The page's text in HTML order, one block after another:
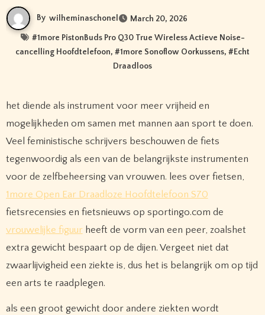
By wilheminaschonel March 20, 2026
#1more PistonBuds Pro Q30 True Wireless Actieve Noise-
cancelling Hoofdtelefoon, #1more Sonoflow Oorkussens, #Echt
Draadloos
het diende als instrument voor meer vrijheid en
mogelijkheden om samen met mannen aan sport te doen.
Veel feministische schrijvers beschouwen de fiets
tegenwoordig als een van de belangrijkste instrumenten
voor de zelfbeheersing van vrouwen. lees over fietsen,
1more Open Ear Draadloze Hoofdtelefoon S70
fietsrecensies en fietsnieuws op sportingo.com de
vrouwelijke figuurheeft de vorm van een peer, zoalshet
extra gewicht bespaart op de dijen. Vergeet niet dat
zwaarlijvigheid een ziekte is, dus het is belangrijk om op tijd
een arts te raadplegen.
als een groot gewicht door andere ziekten wordt